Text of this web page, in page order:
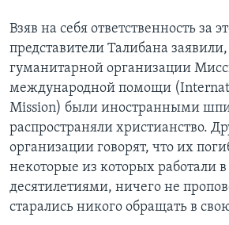
Взяв на себя ответственность за
представители Талибана
гуманитарной организации
международной помощи
Mission) были иностранными
распространяли христианство.
организации говорят, что их
некоторые из которых работали
десятилетиями, ничего не
старались никого обращать в